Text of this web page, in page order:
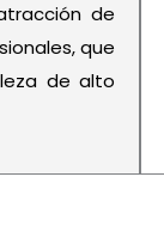
de
que
de alto